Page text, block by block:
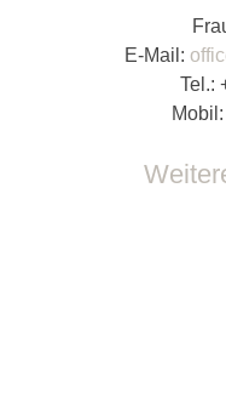
E-Mail:
Tel.:
Mobil: